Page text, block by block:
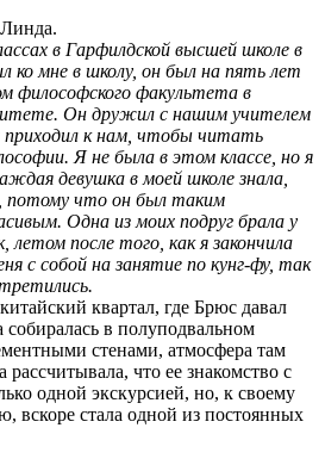
в Гарфилдской высшей школе в
ко мне в школу, он был на пять лет
философского факультета в
Он дружил с нашим учителем
к нам, чтобы читать
Я не была в этом классе, но я
девушка в моей школе знала,
потому что он был таким
Одна из моих подруг брала у
летом после того, как я закончила
с собой на занятие по кунг-фу, так
квартал, где Брюс давал
в полуподвальном
стенами, атмосфера там
что ее знакомство с
одной экскурсией, но, к своему
вскоре стала одной из постоянных